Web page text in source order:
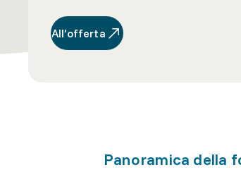
All’offerta
Panoramica della